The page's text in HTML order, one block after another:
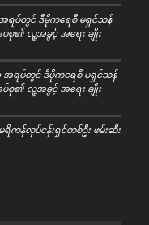
အရပ်တွင် ဒီမိုကရေစီ မရှင်သန်
စု၏ လူ့အခွင့် အရေး ချိုး
ာ အရပ်တွင် ဒီမိုကရေစီ မရှင်သန်
စု၏ လူ့အခွင့် အရေး ချိုး
ကန်လုပ်ငန်းရှင်တစ်ဦး ဖမ်းဆီး